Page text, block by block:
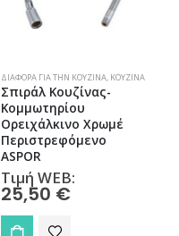
ΔΙΆΦΟΡΑ ΓΙΑ ΤΗΝ ΚΟΥΖΊΝΑ, ΚΟΥΖΊΝΑ
Σπιράλ Κουζίνας-
Κομμωτηρίου
Ορειχάλκινο Χρωμέ
Περιστρεφόμενο
ASPOR
Τιμή WEB:
25,50 €